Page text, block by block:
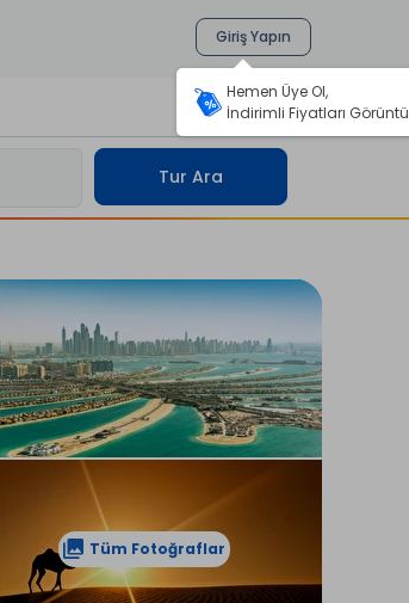
Giriş Yapın
Tur Ara
Tüm Fotoğraflar
Hemen Üye Ol,
İndirimli Fiyatları